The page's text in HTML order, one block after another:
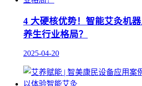
4 大硬核优势！智能艾灸机
养生行业格局？
2025-04-20